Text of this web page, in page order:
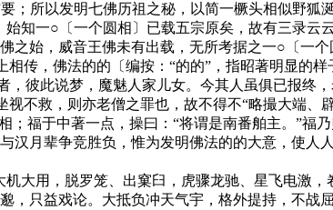
所以发明七佛历祖之秘，以简一橛头相似野狐
知一○〔一个圆相〕已载五宗原矣，故有三录云
之始，威音王佛未有出载，无所考据之一○〔一
传，佛法的的〔编按：“的的”，指昭著明显的
彼此说梦，魔魅人家儿女。今其人虽俱已报终
不救，则亦老僧之罪也，故不得不“略撮大端、
福于中著一点，操曰：“将谓是南番舶主。”福
月辈争竞胜负，惟为发明佛法的的大意，使人
用，脱罗笼、出窠臼，虎骤龙驰、星飞电激，
只益戏论。大抵负冲天气宇，格外提持，不战